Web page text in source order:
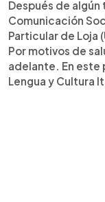
Después de
Comunicación
Particular de Loja
Por motivos de
adelante. En
Lengua y Cultura